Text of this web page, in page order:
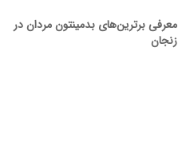
معرفی برترین‌های بدمینتون مردان در
زنجان